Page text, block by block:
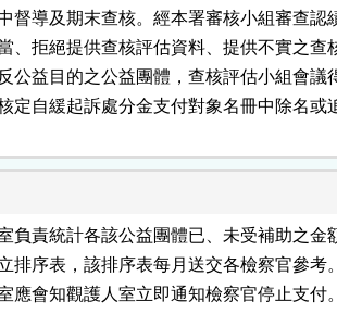
中督導及期末查核。經本署審核小組審查認
當、拒絕提供查核評估資料、提供不實之查
反公益目的之公益團體，查核評估小組會議
核定自緩起訴處分金支付對象名冊中除名或
負責統計各該公益團體已、未受補助之金
立排序表，該排序表每月送交各檢察官參考
室應會知觀護人室立即通知檢察官停止支付